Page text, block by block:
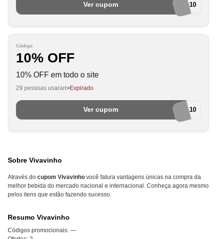
Ver cupom BemVindo10
Código
10% OFF
10% OFF em todo o site
29 pessoas usaram Expirado
Ver cupom SOCIAL10
Sobre Vivavinho
Através do cupom Vivavinho você fatura vantagens únicas na compra da
melhor bebida do mercado nacional e internacional. Conheça agora mesmo
pelos itens que estão fazendo sucesso.
Resumo Vivavinho
Códigos promocionais: —